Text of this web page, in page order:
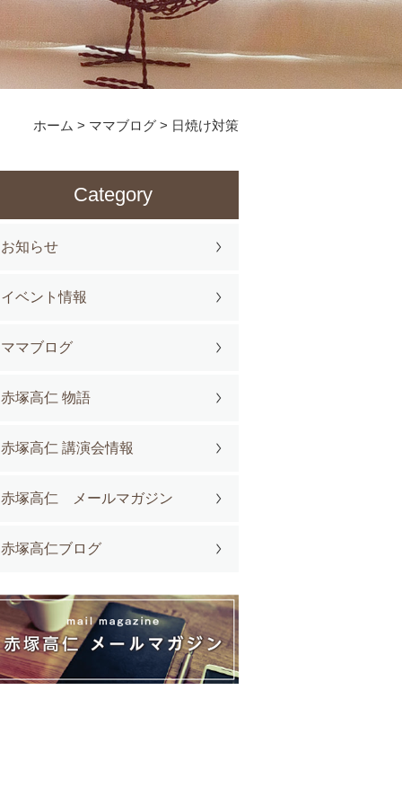
ホーム > ママブログ > 日焼け対策
Category
お知らせ
イベント情報
ママブログ
赤塚高仁 物語
赤塚高仁 講演会情報
赤塚高仁 メールマガジン
赤塚高仁ブログ